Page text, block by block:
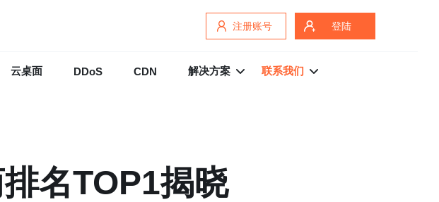
注册账号 登陆
云桌面 DDoS CDN 解决方案 联系我们
名TOP1揭晓